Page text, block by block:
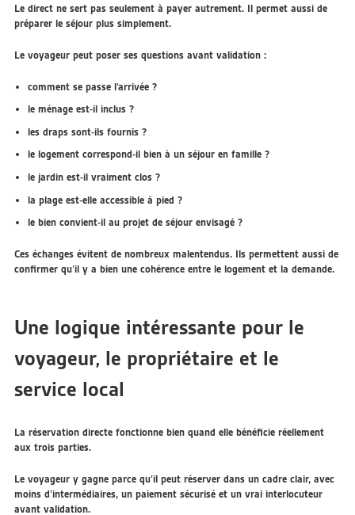
Le direct ne sert pas seulement à payer autrement. Il permet aussi de
préparer le séjour plus simplement.
Le voyageur peut poser ses questions avant validation :
comment se passe l’arrivée ?
le ménage est-il inclus ?
les draps sont-ils fournis ?
le logement correspond-il bien à un séjour en famille ?
le jardin est-il vraiment clos ?
la plage est-elle accessible à pied ?
le bien convient-il au projet de séjour envisagé ?
Ces échanges évitent de nombreux malentendus. Ils permettent aussi de
confirmer qu’il y a bien une cohérence entre le logement et la demande.
Une logique intéressante pour le
voyageur, le propriétaire et le
service local
La réservation directe fonctionne bien quand elle bénéficie réellement
aux trois parties.
Le voyageur y gagne parce qu’il peut réserver dans un cadre clair, avec
moins d’intermédiaires, un paiement sécurisé et un vrai interlocuteur
avant validation.